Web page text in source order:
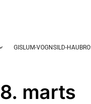
GISLUM-VOGNSILD-HAUBRO
marts